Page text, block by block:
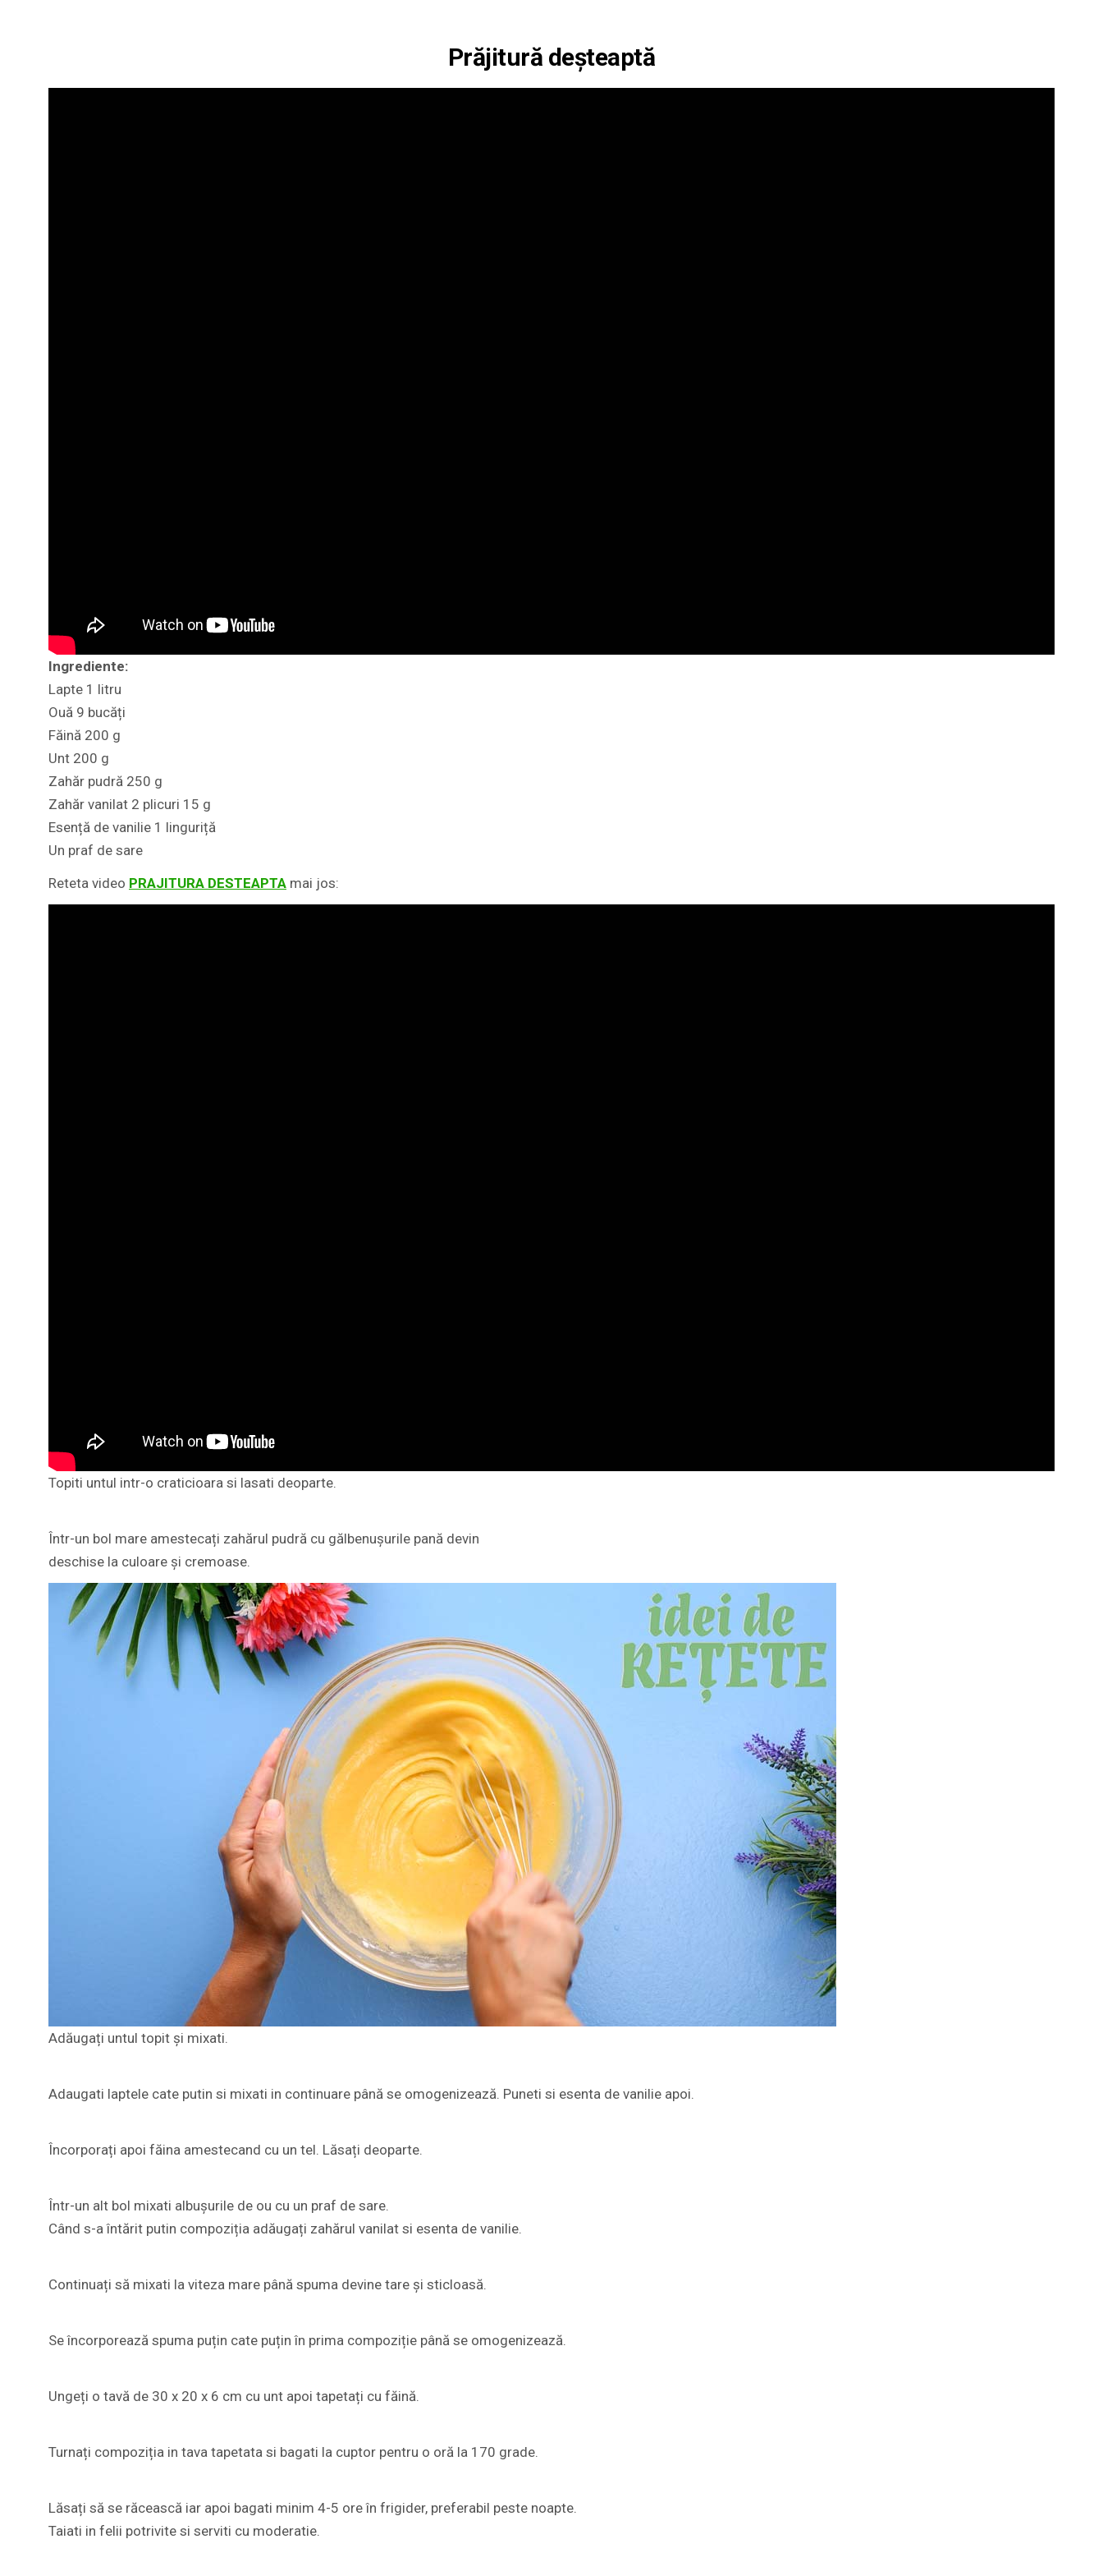
Prăjitură deșteaptă
Ingrediente:
Lapte 1 litru
Ouă 9 bucăți
Făină 200 g
Unt 200 g
Zahăr pudră 250 g
Zahăr vanilat 2 plicuri 15 g
Esență de vanilie 1 linguriță
Un praf de sare
Reteta video PRAJITURA DESTEAPTA mai jos:
Topiti untul intr-o craticioara si lasati deoparte.
Într-un bol mare amestecați zahărul pudră cu gălbenușurile pană devin
deschise la culoare și cremoase.
Adăugați untul topit și mixati.
Adaugati laptele cate putin si mixati in continuare până se omogenizează. Puneti si esenta de vanilie apoi.
Încorporați apoi făina amestecand cu un tel. Lăsați deoparte.
Într-un alt bol mixati albușurile de ou cu un praf de sare.
Când s-a întărit putin compoziția adăugați zahărul vanilat si esenta de vanilie.
Continuați să mixati la viteza mare până spuma devine tare și sticloasă.
Se încorporează spuma puțin cate puțin în prima compoziție până se omogenizează.
Ungeți o tavă de 30 x 20 x 6 cm cu unt apoi tapetați cu făină.
Turnați compoziția in tava tapetata si bagati la cuptor pentru o oră la 170 grade.
Lăsați să se răcească iar apoi bagati minim 4-5 ore în frigider, preferabil peste noapte.
Taiati in felii potrivite si serviti cu moderatie.